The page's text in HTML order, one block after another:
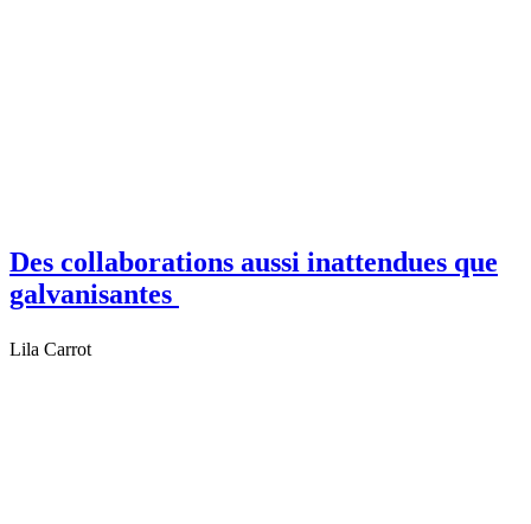
Des collaborations aussi inattendues que
galvanisantes
Lila Carrot